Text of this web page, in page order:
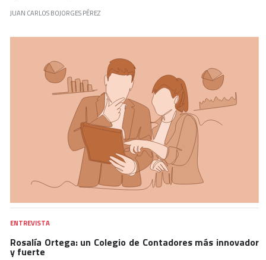
JUAN CARLOS BOJORGES PÉREZ
ENTREVISTA
Rosalía Ortega: un Colegio de Contadores más innovador
y fuerte